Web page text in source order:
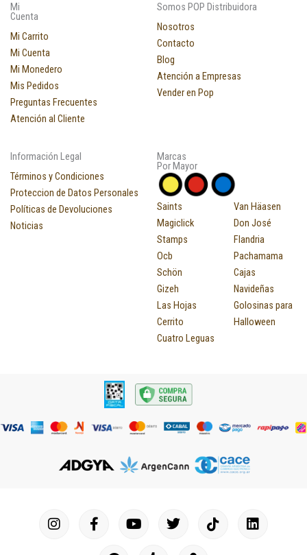
Mi
Cuenta
Mi Carrito
Mi Cuenta
Mi Monedero
Mis Pedidos
Preguntas Frecuentes
Atención al Cliente
Somos POP Distribuidora
Nosotros
Contacto
Blog
Atención a Empresas
Vender en Pop
Información Legal
Términos y Condiciones
Proteccion de Datos Personales
Políticas de Devoluciones
Noticias
Marcas
Por Mayor
Saints
Magiclick
Stamps
Ocb
Schön
Gizeh
Las Hojas
Cerrito
Cuatro Leguas
Van Häasen
Don José
Flandria
Pachamama
Cajas
Navideñas
Golosinas para
Halloween
I
n
F
a
Y
o
T
w
I
c
L
i